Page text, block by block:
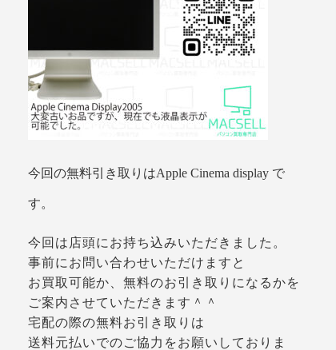
今回の無料引き取りはApple Cinema display で
す。
今回は店頭にお持ち込みいただきました。
事前にお問い合わせいただけますと
お買取可能か、無料のお引き取りになるかを
ご案内させていただきます＾＾
宅配の際の無料お引き取りは
送料元払いでのご協力をお願いしておりま